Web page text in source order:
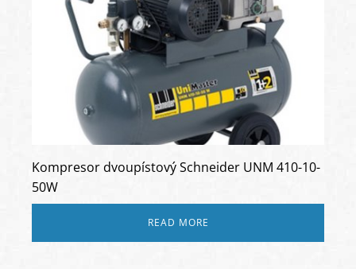
Kompresor dvoupístový Schneider UNM 410-10-
50W
READ MORE